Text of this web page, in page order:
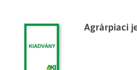
Agrárpiaci